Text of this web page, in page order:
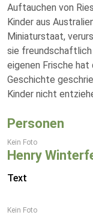
Auftauchen von
Kinder aus
Miniaturstaat,
sie freundschaftlich
eigenen Frische
Geschichte
Kinder nicht
Personen
Kein Foto
Henry
Text
Kein Foto